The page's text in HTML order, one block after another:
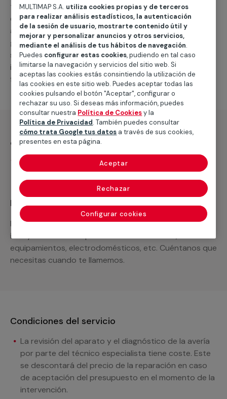
técnico de MULTIMAP contactará inmediatamente
contigo para informarte sobre las diferentes
alternativas que podemos ofrecerte para elservicio
general de climatización frio, como por ejemplo el
suministro de los materiales necesarios, las
intervenciones a realizar, o la mano de obra que hará
falta para completar tu proyecto.
¿Qué incluye?
Recuerda que en MULTIMAP
Podemos ofrecer cualquier servicio a medida
incluyendo todo lo que necesites: materiales,
equipamientos, electrodomésticos, etc. Cuéntanos que
necesitas cuando te llamemos.
Condiciones del servicio
La revisión del aparato y el diagnóstico de la avería
por parte del técnico especialista tiene coste. Este
se descontará del precio de la reparación en caso
de aceptación del presupuesto en el momento de la
intervención.
MULTIMAP S.A. utiliza cookies propias y de terceros
para realizar análisis estadísticos, la autenticación
de la sesión de usuario, mostrarte contenido útil y
mejorar y personalizar anuncios y otros servicios,
mediante el análisis de tus hábitos de navegación.
Puedes configurar estas cookies, pudiendo en tal caso
limitarse la navegación y servicios del sitio web. Si
aceptas las cookies estás consintiendo la utilización de
las cookies en este sitio web. Puedes aceptar todas las
cookies pulsando el botón "Aceptar", configurar o
rechazar su uso. Si deseas más información, puedes
consultar nuestra Política de Cookiesy la
Política de Privacidad. También puedes consultar
cómo trata Google tus datos a través de sus cookies,
presentes en esta página.
Configurar cookies
Rechazar
Aceptar